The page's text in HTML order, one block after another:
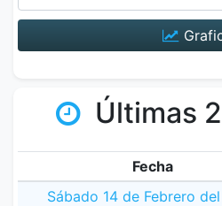
Últimas
Fecha
Sábado 14 de Febrero